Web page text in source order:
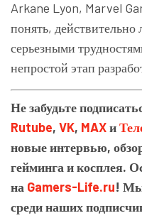
Arkane Lyon, Marvel
понять, действительно
серьезными
непростой этап
Не забудьте
Rutube, VK, MAXи
новые интервью,
гейминга и косплея.
на Gamers-Life.ru! Мы
среди наших